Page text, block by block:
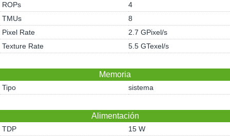
ROPs
4
TMUs
8
Pixel Rate
2.7 GPixel/s
Texture Rate
5.5 GTexel/s
Memoria
Tipo sistema
Alimentación
TDP 15 W